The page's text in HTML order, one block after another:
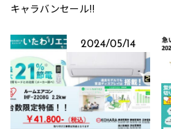
キャラバンセール!!
2024/05/14